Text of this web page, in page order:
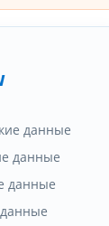
данные
данные
данные